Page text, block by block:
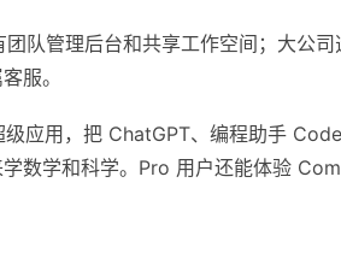
队管理后台和共享工作空间；大公
服。
应用，把 ChatGPT、编程助手
数学和科学。Pro 用户还能体验